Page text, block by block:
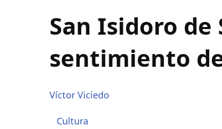
San Isidoro de
sentimiento
Víctor Viciedo
Cultura